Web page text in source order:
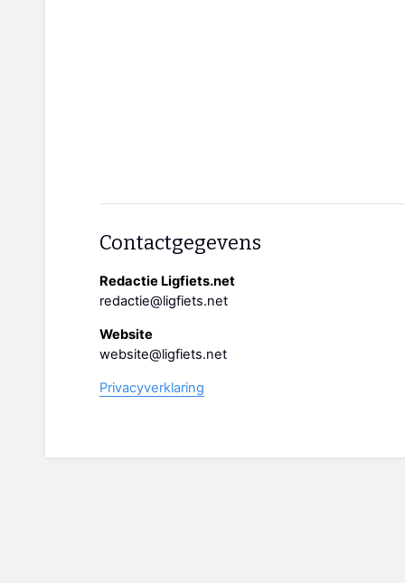
Contactgegevens
Redactie Ligfiets.net
redactie@ligfiets.net
Website
website@ligfiets.net
Privacyverklaring